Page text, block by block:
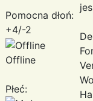
Pomocna dłoń:
+4/-2
Offline
Płeć: